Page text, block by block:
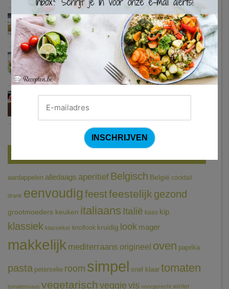
Zweedse gehaktballetjes
Courgetti met paprikasaus en halloumi (Sandra Bekkari)
Chocomousse met fruitbier
Tags
aardappelen alledaags aperitief Belgisch België cocktail
drank eenvoudigfeestfeestelijk gezond
grootmoeders keuken italiaans Italië kaas kip
klassiek klassieker knoflook kruidig look mager
makkelijk mediterraans origineel oven paprika
pasta peterselie room simpel snel klaar tomaten
tomatensaus vegetarischveggie vis voorgerecht winter